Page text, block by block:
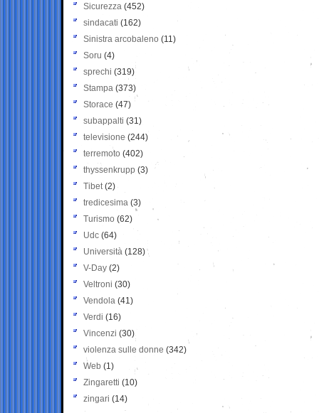
Sicurezza (452)
sindacati (162)
Sinistra arcobaleno (11)
Soru (4)
sprechi (319)
Stampa (373)
Storace (47)
subappalti (31)
televisione(244)
terremoto (402)
thyssenkrupp (3)
Tibet(2)
tredicesima (3)
Turismo (62)
Udc (64)
Università (128)
V-Day (2)
Veltroni (30)
Vendola (41)
Verdi (16)
Vincenzi (30)
violenza sulle donne (342)
Web (1)
Zingaretti (10)
zingari (14)